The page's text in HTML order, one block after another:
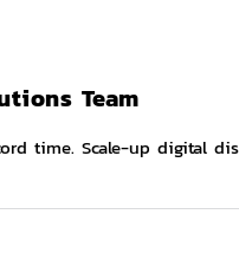
Team
time. Scale-up digital